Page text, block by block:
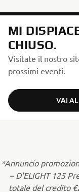
MI
CHIUSO.
Visitate il nostro
prossimi eventi.
VAI
*Annuncio
– D'ELIGHT 125
totale del credito